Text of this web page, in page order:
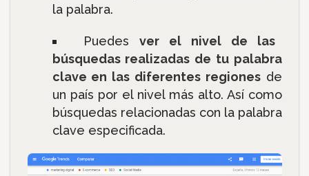
la palabra.
Puedes ver el nivel de las
búsquedas realizadas de tu palabra
clave en las diferentes regionesde
un país por el nivel más alto. Así como
búsquedas relacionadas con la palabra
clave especificada.